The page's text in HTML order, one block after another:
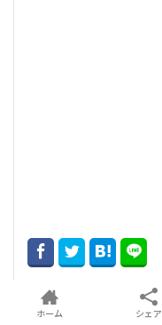
Prev
ホーム シェア